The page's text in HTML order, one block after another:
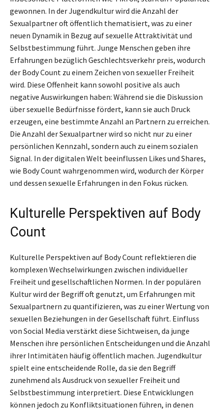
gewonnen. In der Jugendkultur wird die Anzahl der
Sexualpartner oft öffentlich thematisiert, was zu einer
neuen Dynamik in Bezug auf sexuelle Attraktivität und
Selbstbestimmung führt. Junge Menschen geben ihre
Erfahrungen bezüglich Geschlechtsverkehr preis, wodurch
der Body Count zu einem Zeichen von sexueller Freiheit
wird. Diese Offenheit kann sowohl positive als auch
negative Auswirkungen haben: Während sie die Diskussion
über sexuelle Bedürfnisse fördert, kann sie auch Druck
erzeugen, eine bestimmte Anzahl an Partnern zu erreichen.
Die Anzahl der Sexualpartner wird so nicht nur zu einer
persönlichen Kennzahl, sondern auch zu einem sozialen
Signal. In der digitalen Welt beeinflussen Likes und Shares,
wie Body Count wahrgenommen wird, wodurch der Körper
und dessen sexuelle Erfahrungen in den Fokus rücken.
Kulturelle Perspektiven auf Body
Count
Kulturelle Perspektiven auf Body Count reflektieren die
komplexen Wechselwirkungen zwischen individueller
Freiheit und gesellschaftlichen Normen. In der populären
Kultur wird der Begriff oft genutzt, um Erfahrungen mit
Sexualpartnern zu quantifizieren, was zu einer Wertung von
sexuellen Beziehungen in der Gesellschaft führt. Einfluss
von Social Media verstärkt diese Sichtweisen, da junge
Menschen ihre persönlichen Entscheidungen und die Anzahl
ihrer Intimitäten häufig öffentlich machen. Jugendkultur
spielt eine entscheidende Rolle, da sie den Begriff
zunehmend als Ausdruck von sexueller Freiheit und
Selbstbestimmung interpretiert. Diese Entwicklungen
können jedoch zu Konfliktsituationen führen, in denen